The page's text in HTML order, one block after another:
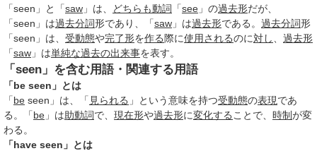
「seen」と「saw 」は、 どちらも動詞 「see 」の過去形だが、
「seen」は過去分詞形であり、「saw 」は過去形である。 過去分詞形
「seen」は、 受動態や完了形を作る際に使用されるのに対し
過去形
「saw 」は単純な過去の出来事を表す。
「seen」を含む用語・関連する用語
「be seen」とは
「be seen」は、「 見られる 」という意味を持つ受動態の表現であ
る。「be 」は助動詞で、 現在形や過去形に変化する ことで、 時制が変
わる。
「have seen」とは